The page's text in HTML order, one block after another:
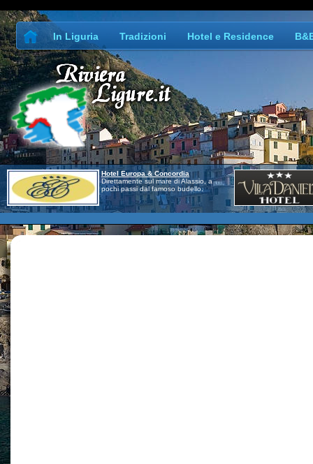
Hotel Europa & Concordia
Direttamente sul mare di Alassio, a
pochi passi dal famoso budello.
In Liguria Tradizioni Hotel e Residence